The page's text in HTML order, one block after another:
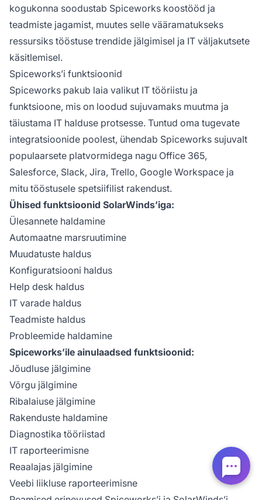
kogukonna soodustab Spiceworks koostööd ja
teadmiste jagamist, muutes selle vääramatukseks
ressursiks tööstuse trendide jälgimisel ja IT väljakutsete
käsitlemisel.
Spiceworks’i funktsioonid
Spiceworks pakub laia valikut IT tööriistu ja
funktsioone, mis on loodud sujuvamaks muutma ja
täiustama IT halduse protsesse. Tuntud oma tugevate
integratsioonide poolest, ühendab Spiceworks sujuvalt
populaarsete platvormidega nagu Office 365,
Salesforce, Slack, Jira, Trello, Google Workspace ja
mitu tööstusele spetsiifilist rakendust.
Ühised funktsioonid SolarWinds’iga:
Ülesannete haldamine
Automaatne marsruutimine
Muudatuste haldus
Konfiguratsiooni haldus
Help desk haldus
IT varade haldus
Teadmiste haldus
Probleemide haldamine
Spiceworks’ile ainulaadsed funktsioonid:
Jõudluse jälgimine
Võrgu jälgimine
Ribalaiuse jälgimine
Rakenduste haldamine
Diagnostika tööriistad
IT raporteerimisne
Reaalajas jälgimine
Veebi liikluse raporteerimisne